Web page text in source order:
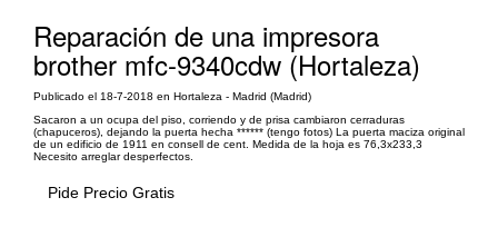
Reparación de una impresora
brother mfc-9340cdw (Hortaleza)
Publicado el 18-7-2018 en Hortaleza - Madrid (Madrid)
Sacaron a un ocupa del piso, corriendo y de prisa cambiaron cerraduras
(chapuceros), dejando la puerta hecha ****** (tengo fotos) La puerta maciza original
de un edificio de 1911 en consell de cent. Medida de la hoja es 76,3x233,3
Necesito arreglar desperfectos.
Pide Precio Gratis